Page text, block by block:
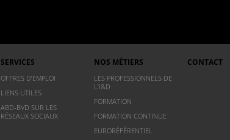
SERVICES
OFFRES D’EMPLOI
LIENS UTILES
ABD-BVD SUR LES
RÉSEAUX SOCIAUX
NOS MÉTIERS
LES PROFESSIONNELS DE
L’I&D
FORMATION
FORMATION CONTINUE
EURORÉFÉRENTIEL
CONTACT